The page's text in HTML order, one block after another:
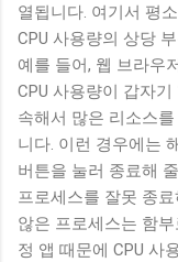
열됩니다. 여기서 평
CPU 사용량의 상당
예를 들어, 웹 브라우
CPU 사용량이 갑자
속해서 많은 리소스
니다. 이런 경우에는
버튼을 눌러 종료해
프로세스를 잘못 종
않은 프로세스는 함
정 앱 때문에 CPU 사